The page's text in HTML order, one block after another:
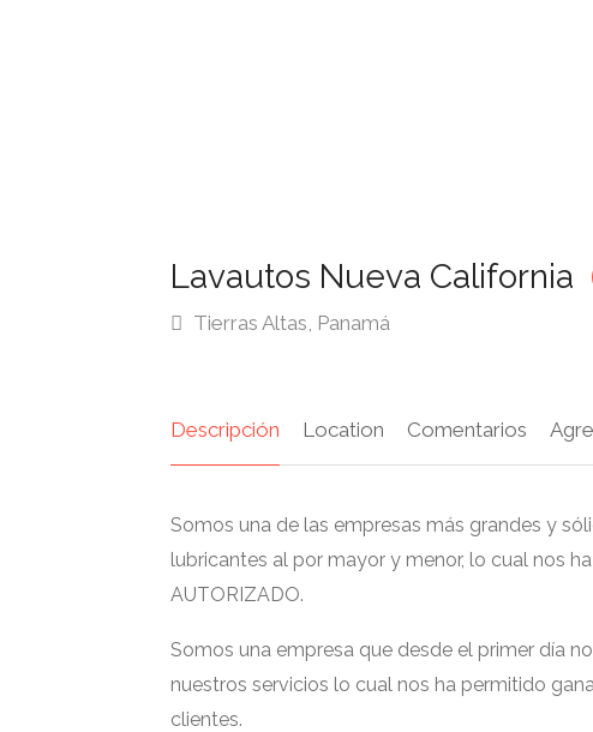
Lavautos Nueva California
Tierras Altas, Panamá
Descripción Location Comentarios
Somos una de las empresas más grandes y
lubricantes al por mayor y menor, lo cual nos
AUTORIZADO.
Somos una empresa que desde el primer día
nuestros servicios lo cual nos ha permitido
clientes.